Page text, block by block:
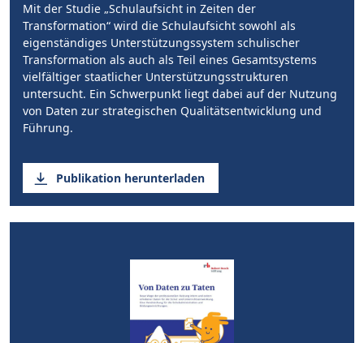
Mit der Studie „Schulaufsicht in Zeiten der
Transformation“ wird die Schulaufsicht sowohl als
eigenständiges Unterstützungssystem schulischer
Transformation als auch als Teil eines Gesamtsystems
vielfältiger staatlicher Unterstützungsstrukturen
untersucht. Ein Schwerpunkt liegt dabei auf der Nutzung
von Daten zur strategischen Qualitätsentwicklung und
Führung.
Publikation herunterladen